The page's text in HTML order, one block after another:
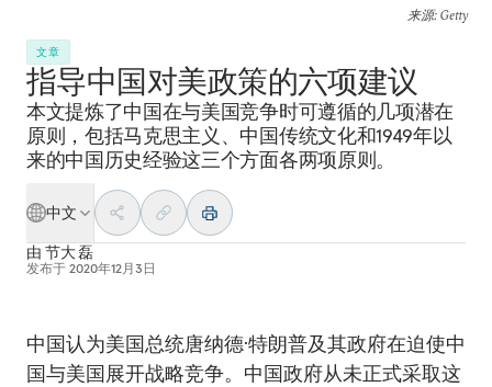
来源: Getty
文章
指导中国对美政策的六项建议
本文提炼了中国在与美国竞争时可遵循的几项潜在
原则，包括马克思主义、中国传统文化和1949年以
来的中国历史经验这三个方面各两项原则。
中文
由 节大 磊
发布于 2020年12月3日
中国认为美国总统唐纳德·特朗普及其政府在迫使中
国与美国展开战略竞争。中国政府从未正式采取这